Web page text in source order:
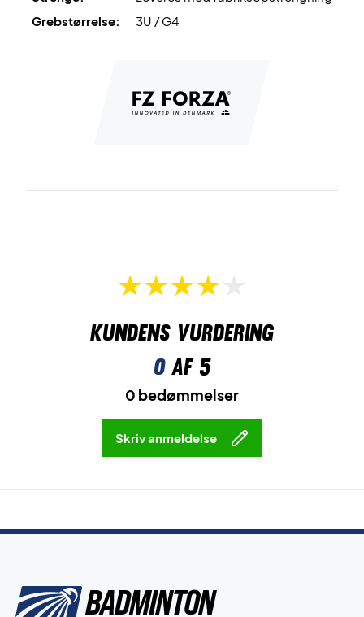
Grebstørrelse:
3U / G4
Kundens vurdering
0af 5
0 bedømmelser
Skriv anmeldelse